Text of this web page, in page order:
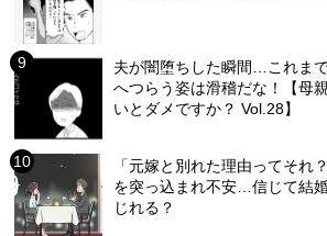
夫が闇堕ちした瞬間…これま
へつらう姿は滑稽だな！【母
いとダメですか？ Vol.28】
「元嫁と別れた理由ってそれ
を突っ込まれ不安…信じて結
じれる？